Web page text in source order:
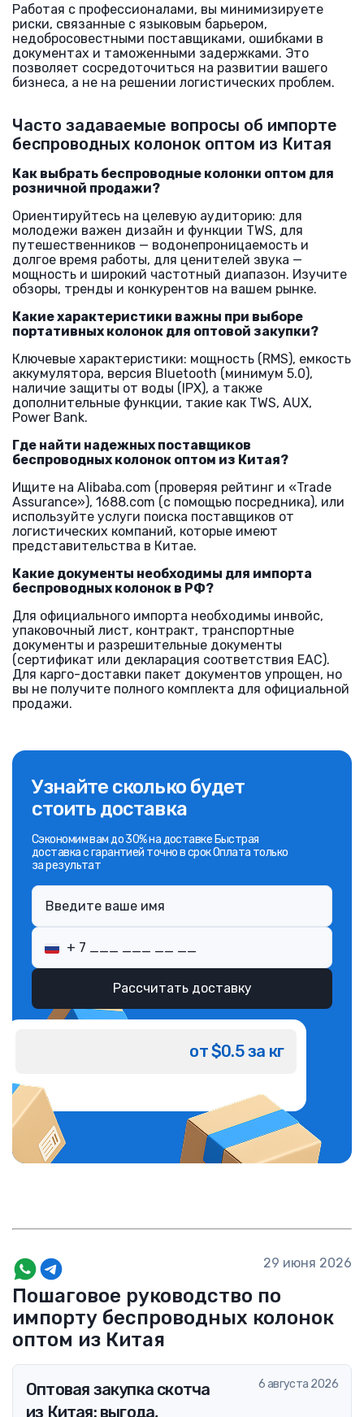
Пошаговое руководство по
импорту беспроводных колонок
оптом из Китая
Работая с профессионалами, вы минимизируете
риски, связанные с языковым барьером,
недобросовестными поставщиками, ошибками в
документах и таможенными задержками. Это
позволяет сосредоточиться на развитии вашего
бизнеса, а не на решении логистических проблем.
Часто задаваемые вопросы об импорте
беспроводных колонок оптом из Китая
Как выбрать беспроводные колонки оптом для
розничной продажи?
Ориентируйтесь на целевую аудиторию: для
молодежи важен дизайн и функции TWS, для
путешественников — водонепроницаемость и
долгое время работы, для ценителей звука —
мощность и широкий частотный диапазон. Изучите
обзоры, тренды и конкурентов на вашем рынке.
Какие характеристики важны при выборе
портативных колонок для оптовой закупки?
Ключевые характеристики: мощность (RMS), емкость
аккумулятора, версия Bluetooth (минимум 5.0),
наличие защиты от воды (IPX), а также
дополнительные функции, такие как TWS, AUX,
Power Bank.
Где найти надежных поставщиков
беспроводных колонок оптом из Китая?
Ищите на Alibaba.com (проверяя рейтинг и «Trade
Assurance»), 1688.com (с помощью посредника), или
используйте услуги поиска поставщиков от
логистических компаний, которые имеют
представительства в Китае.
Какие документы необходимы для импорта
беспроводных колонок в РФ?
Для официального импорта необходимы инвойс,
упаковочный лист, контракт, транспортные
документы и разрешительные документы
(сертификат или декларация соответствия ЕАС).
Для карго-доставки пакет документов упрощен, но
вы не получите полного комплекта для официальной
продажи.
Узнайте сколько будет
стоить доставка
Сэкономим вам до 30% на доставке Быстрая
доставка с гарантией точно в срок Оплата только
за результат
Рассчитать доставку
от $0.5 за кг
29 июня 2026
Оптовая закупка скотча
из Китая: выгода,
6 августа 2026